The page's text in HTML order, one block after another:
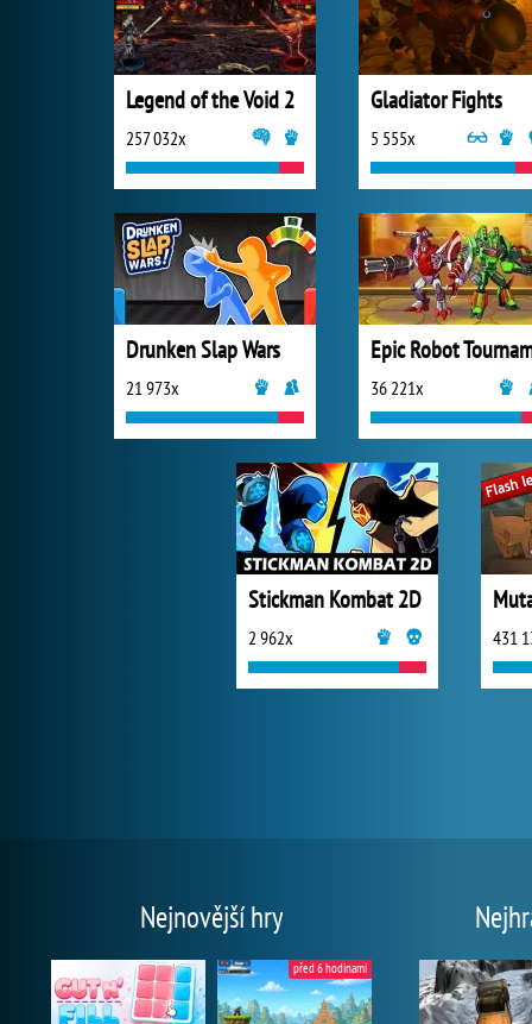
Legend of the Void 2
257 032x
Gladiator Fights
5 555x
Drunken Slap Wars
21 973x 36 221x
Stickman Kombat 2D
2 962x 431
Nejnovější hry
před 6 hodinami